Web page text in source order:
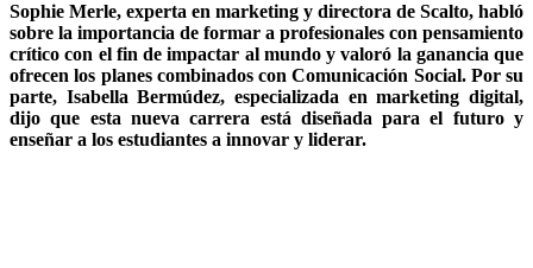
Sophie Merle, experta en marketing y directora de Scalto, habló
sobre la importancia de formar a profesionales con pensamiento
crítico con el fin de impactar al mundo y valoró la ganancia que
ofrecen los planes combinados con Comunicación Social. Por su
parte, Isabella Bermúdez, especializada en marketing digital,
dijo que esta nueva carrera está diseñada para el futuro y
enseñar a los estudiantes a innovar y liderar.